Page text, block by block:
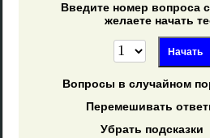
Введите номер вопроса
желаете начать
Вопросы в случайном
Перемешивать
Убрать подсказки